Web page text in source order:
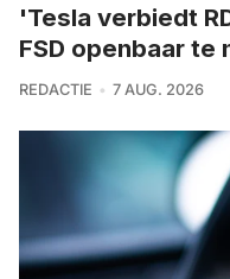
'Tesla verbiedt
FSD openbaar te
REDACTIE 7 AUG. 2026